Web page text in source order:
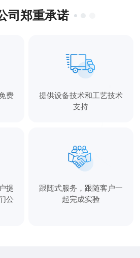
司郑重承诺
费
提供设备技术和工艺技术
支持
提
公
跟随式服务，跟随客户一
起完成实验